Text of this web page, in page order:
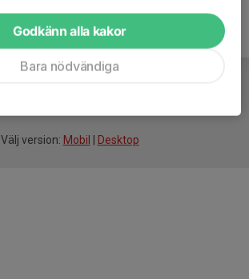
Välj version: Mobil Desktop
Godkänn alla kakor
Bara nödvändiga